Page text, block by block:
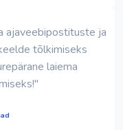
ajaveebipostituste ja
tõlkimiseks
laiema